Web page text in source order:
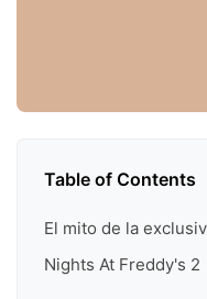
Table of Contents
El mito de la
Nights At Freddy's 2